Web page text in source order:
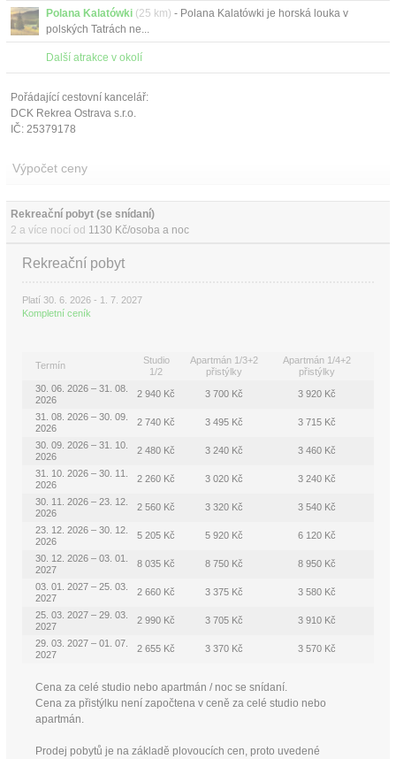
Polana Kalatówki (25 km) - Polana Kalatówki je horská louka v
polských Tatrách ne...
Další atrakce v okolí
Pořádající cestovní kancelář:
DCK Rekrea Ostrava s.r.o.
IČ: 25379178
Výpočet ceny
Rekreační pobyt (se snídaní)
2 a více nocí od 1130 Kč/osoba a noc
Rekreační pobyt
Platí 30. 6. 2026 - 1. 7. 2027
Kompletní ceník
Termín
Studio
1/2
Apartmán 1/3+2
přistýlky
Apartmán 1/4+2
přistýlky
30. 06. 2026 – 31. 08.
2026
2 940 Kč 3 700 Kč 3 920 Kč
31. 08. 2026 – 30. 09.
2026
2 740 Kč 3 495 Kč 3 715 Kč
30. 09. 2026 – 31. 10.
2026
2 480 Kč 3 240 Kč 3 460 Kč
31. 10. 2026 – 30. 11.
2026
2 260 Kč 3 020 Kč 3 240 Kč
30. 11. 2026 – 23. 12.
2026
2 560 Kč 3 320 Kč 3 540 Kč
23. 12. 2026 – 30. 12.
2026
5 205 Kč 5 920 Kč 6 120 Kč
30. 12. 2026 – 03. 01.
2027
8 035 Kč 8 750 Kč 8 950 Kč
03. 01. 2027 – 25. 03.
2027
2 660 Kč 3 375 Kč 3 580 Kč
25. 03. 2027 – 29. 03.
2027
2 990 Kč 3 705 Kč 3 910 Kč
29. 03. 2027 – 01. 07.
2027
2 655 Kč 3 370 Kč 3 570 Kč
Cena za celé studio nebo apartmán / noc se snídaní.
Cena za přistýlku není započtena v ceně za celé studio nebo
apartmán.
Prodej pobytů je na základě plovoucích cen, proto uvedené